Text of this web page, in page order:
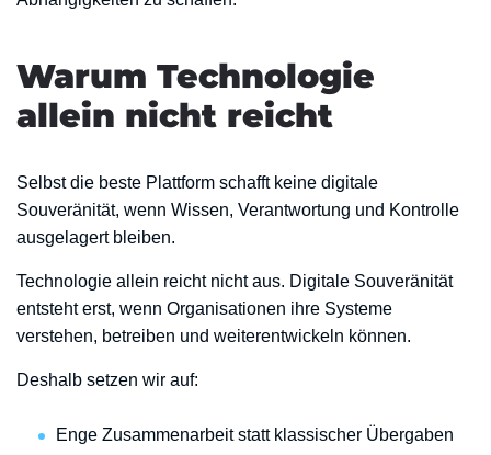
Warum Technologie
allein nicht reicht
Selbst die beste Plattform schafft keine digitale
Souveränität, wenn Wissen, Verantwortung und Kontrolle
ausgelagert bleiben.
Technologie allein reicht nicht aus. Digitale Souveränität
entsteht erst, wenn Organisationen ihre Systeme
verstehen, betreiben und weiterentwickeln können.
Deshalb setzen wir auf:
Enge Zusammenarbeit statt klassischer Übergaben